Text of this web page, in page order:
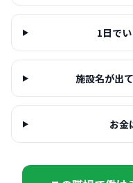
1日で
施設名が出
お金